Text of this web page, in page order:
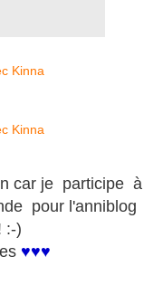
car je participe à
pour l'anniblog
:-)
♥♥♥